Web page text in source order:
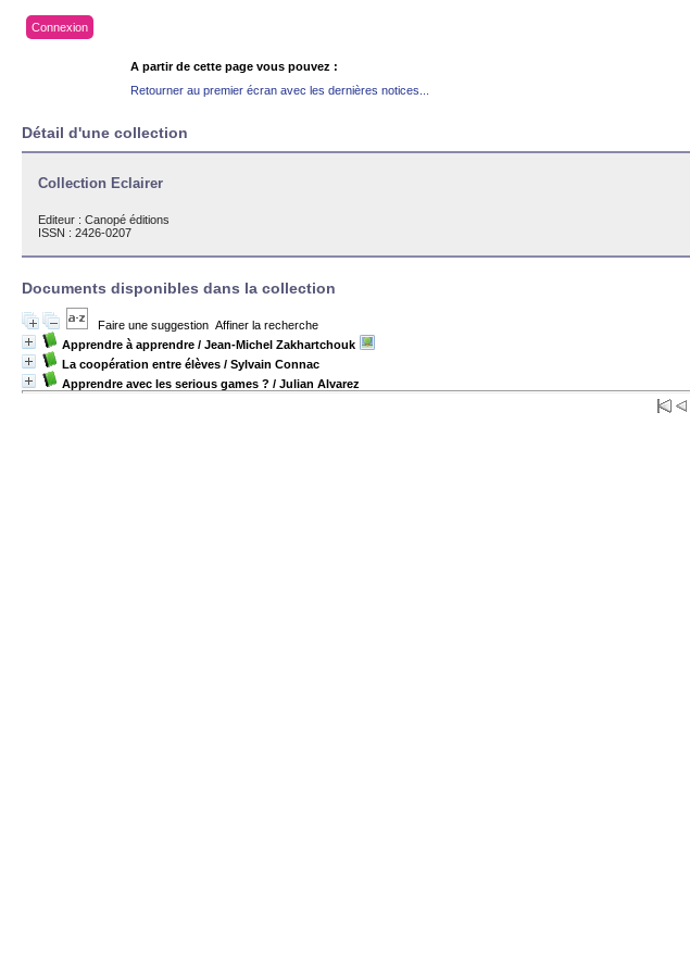
Connexion
A partir de cette page vous pouvez :
Retourner au premier écran avec les dernières notices...
Détail d'une collection
Collection Eclairer
Editeur : Canopé éditions
ISSN : 2426-0207
Documents disponibles dans la collection
Faire une suggestion Affiner la recherche
Apprendre à apprendre / Jean-Michel Zakhartchouk
La coopération entre élèves / Sylvain Connac
Apprendre avec les serious games ? / Julian Alvarez